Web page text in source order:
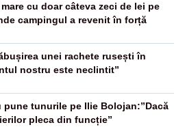
cu doar câteva zeci de lei pe
campingul a revenit în forță
unei rachete rusești în
nostru este neclintit”
pune tunurile pe Ilie Bolojan:”Dacă
pleca din funcție”